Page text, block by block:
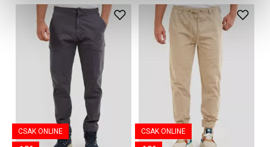
CSAK ONLINE CSAK ONLINE